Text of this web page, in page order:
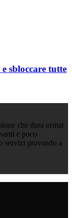
sbloccare tutte
che dura ormai
e poco
servizi provando a